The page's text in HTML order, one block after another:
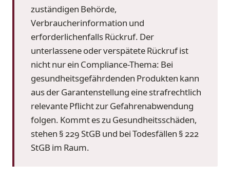
zuständigen Behörde,
Verbraucherinformation und
erforderlichenfalls Rückruf. Der
unterlassene oder verspätete Rückruf ist
nicht nur ein Compliance-Thema: Bei
gesundheitsgefährdenden Produkten kann
aus der Garantenstellung eine strafrechtlich
relevante Pflicht zur Gefahrenabwendung
folgen. Kommt es zu Gesundheitsschäden,
stehen § 229 StGB und bei Todesfällen § 222
StGB im Raum.